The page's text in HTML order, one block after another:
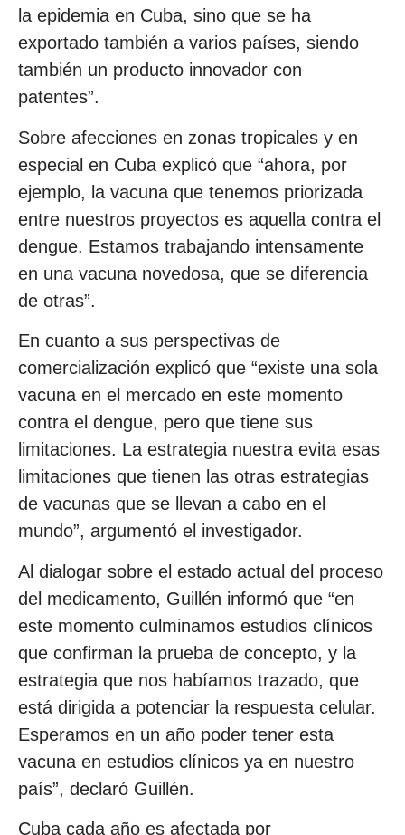
la epidemia en Cuba, sino que se ha
exportado también a varios países, siendo
también un producto innovador con
patentes”.
Sobre afecciones en zonas tropicales y en
especial en Cuba explicó que “ahora, por
ejemplo, la vacuna que tenemos priorizada
entre nuestros proyectos es aquella contra el
dengue. Estamos trabajando intensamente
en una vacuna novedosa, que se diferencia
de otras”.
En cuanto a sus perspectivas de
comercialización explicó que “existe una sola
vacuna en el mercado en este momento
contra el dengue, pero que tiene sus
limitaciones. La estrategia nuestra evita esas
limitaciones que tienen las otras estrategias
de vacunas que se llevan a cabo en el
mundo”, argumentó el investigador.
Al dialogar sobre el estado actual del proceso
del medicamento, Guillén informó que “en
este momento culminamos estudios clínicos
que confirman la prueba de concepto, y la
estrategia que nos habíamos trazado, que
está dirigida a potenciar la respuesta celular.
Esperamos en un año poder tener esta
vacuna en estudios clínicos ya en nuestro
país”, declaró Guillén.
Cuba cada año es afectada por